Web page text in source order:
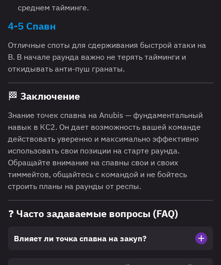
среднем тайминге.
4-5 Cпавн
Отличные споты для сдерживания быстрой атаки на
B. В начале раунда важно не терять тайминги и
откидывать анти-пуш гранаты.
🏁 Заключение
Знание точек спавна на Anubis — фундаментальный
навык в КС2. Он дает возможность вашей команде
действовать уверенно и максимально эффективно
использовать свои позиции на старте раунда.
Обращайте внимание на спавны свои и своих
тиммейтов, общайтесь с командой и не бойтесь
строить планы на раунды от респы.
❓ Часто задаваемые вопросы (FAQ)
Влияет ли точка спавна на закуп?